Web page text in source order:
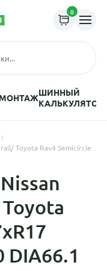
0
ШИННЫЙ
КАЛЬКУЛЯТОР
Toyota Rav4 Semicircle
DIA66.1